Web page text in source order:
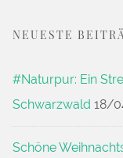
NEUESTE
#Naturpur: Ein
Schwarzwald 18/
Schöne